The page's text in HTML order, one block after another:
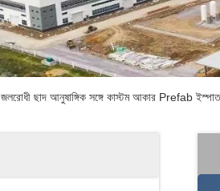
জলরোধী ছাদ আনুষাঙ্গিক সঙ্গে কাস্টম আকার Prefab